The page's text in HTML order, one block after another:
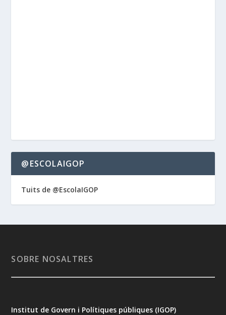
@ESCOLAIGOP
Tuits de @EscolaIGOP
SOBRE NOSALTRES
Institut de Govern i Polítiques públiques (IGOP)